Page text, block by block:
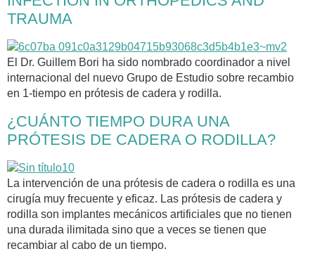
TRAUMA
El Dr. Guillem Bori ha sido nombrado coordinador a nivel
internacional del nuevo Grupo de Estudio sobre recambio
en 1-tiempo en prótesis de cadera y rodilla.
¿CUÁNTO TIEMPO DURA UNA
PRÓTESIS DE CADERA O RODILLA?
La intervención de una prótesis de cadera o rodilla es una
cirugía muy frecuente y eficaz. Las prótesis de cadera y
rodilla son implantes mecánicos artificiales que no tienen
una durada ilimitada sino que a veces se tienen que
recambiar al cabo de un tiempo.